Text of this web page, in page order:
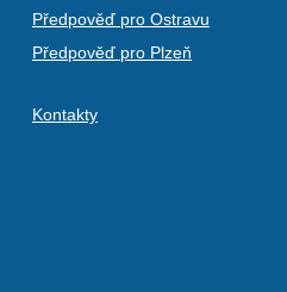
Předpověď pro Ostravu
Předpověď pro Plzeň
Kontakty